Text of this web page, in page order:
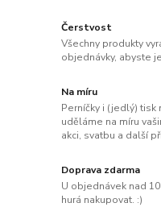
Čerstvost
Všechny produkty
objednávky, abyste
Na míru
Perníčky i (jedlý) tisk
uděláme na míru
akci, svatbu a další
Doprava zdarma
U objednávek nad
hurá nakupovat. :)